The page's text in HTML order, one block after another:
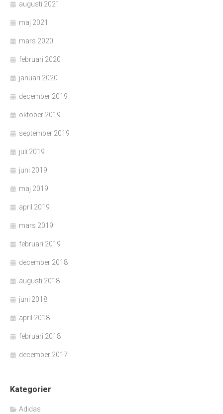
augusti 2021
maj 2021
mars 2020
februari 2020
januari 2020
december 2019
oktober 2019
september 2019
juli 2019
juni 2019
maj 2019
april 2019
mars 2019
februari 2019
december 2018
augusti 2018
juni 2018
april 2018
februari 2018
december 2017
Kategorier
Adidas